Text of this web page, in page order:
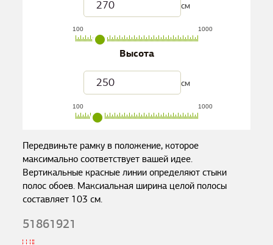
см
100 1000
Высота
см
100 1000
Передвиньте рамку в положение, которое
максимально соответствует вашей идее.
Вертикальные красные линии определяют стыки
полос обоев. Максиальная ширина целой полосы
составляет 103 см.
51861921